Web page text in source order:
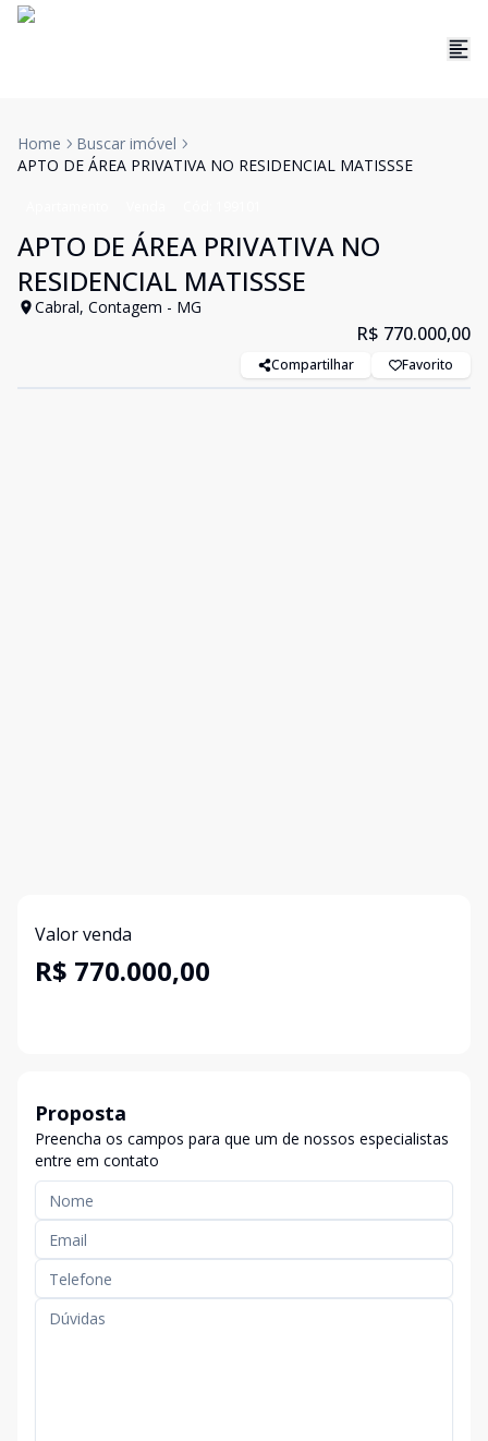
Home
Buscar imóvel
APTO DE ÁREA PRIVATIVA NO RESIDENCIAL MATISSSE
APTO DE ÁREA PRIVATIVA NO
RESIDENCIAL MATISSSE
Cabral, Contagem - MG
R$ 770.000,00
Compartilhar Favorito
Valor venda
R$ 770.000,00
Proposta
Preencha os campos para que um de nossos especialistas
entre em contato